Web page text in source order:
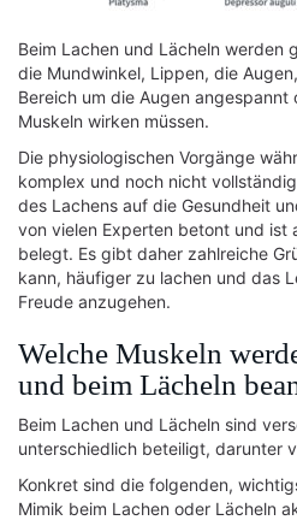
Beim Lachen und Lächeln werden
die Mundwinkel, Lippen, die
Bereich um die Augen
Muskeln wirken müssen.
Die physiologischen Vorgänge
komplex und noch nicht
des Lachens auf die Gesundheit
von vielen Experten betont und ist
belegt. Es gibt daher zahlreiche
kann, häufiger zu lachen und das
Freude anzugehen.
Welche Muskeln
und beim Lächeln
Beim Lachen und Lächeln sind
unterschiedlich beteiligt, darunter
Konkret sind die folgenden,
Mimik beim Lachen oder Lächeln